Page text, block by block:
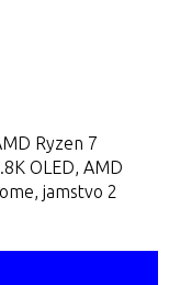
Ryzen 7
OLED, AMD
jamstvo 2